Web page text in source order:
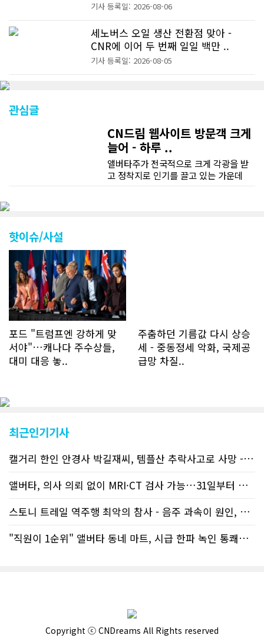
기사 등록일: 2026-08-06
세노버스 오일 생산 전환점 맞아 -
CNR에 이어 두 번째 일일 백만 ..
기사 등록일: 2026-08-05
관심글
CN드림 웹사이트 방문객 크게
늘어 - 하루 ..
앨버타주가 전국적으로 크게 각광을 받
고 정착지로 인기를 끌고 있는 가운데
명에 달하며 133만건 조회수를 기록했
다. 1인당 방문수는 한달 32.25회이며
하루 평균 1.1회에 달해 거의 매일 본지
를 접속하고 있는 것으로 조사됐다. 한편
신규 회원 가입자수는 2~3년 전까지는
하루 평균 7명 정도였으나 최근 2~3월
에는 크게 늘어 하루 평균 11명에 달해
60% 증가했는데 (년간 4천명) 신규 가
입자의 절반 정도는 타주에서 이주를 검
토하고 있거나 갓 이주한 회원들로 나타
등재가 지연되곤 했으나 동포사회의 뜨
신기사를 매일 웹에 올리는 것으로 정책
을 변경했다. 이에 따라 독자들은 CN드
림 사이트 방문을 통해 매일 따끈따끈한
캐나다 전국 뉴스와 앨버타주 지역 최신
지는 뜨거운 성원에 보답고저 최근 웹 사
는 방향으로 추진 중에 있다. (편집부)참
사 5위 차지
핫이슈/사설
포드 "트럼프엔 강하게 맞
서야"…캐나다 주수상들,
대미 대응 놓..
주춤하던 기름값 다시 상승
세 - 중동정세 악화, 국제공
급망 차질..
최근인기기사
캘거리 한인 안경사 박길재씨, 템플산 추락사고로 사망 - 헬기 구조..
앨버타, 의사 의뢰 없이 MRI·CT 검사 가능…31일부터 자비 부..
스토니 트레일 역주행 최악의 참사 - 음주 과속이 원인, 4명 사망..
"직원이 1순위" 앨버타 동네 마트, 시급 한파 녹인 통쾌한 반란 ..
Copyright ⓒ CNDreams All Rights reserved